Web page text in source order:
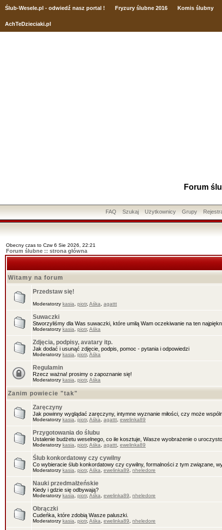
Ślub-Wesele.pl - odwiedź nasz portal ! Fryzury ślubne 2016 Komis ślubny
AchTeDzieciaki.pl
Forum
FAQ Szukaj Użytkownicy Grupy
Obecny czas to Czw 6 Sie 2026, 22:21
Forum ślubne :: strona główna
Witamy na forum
Przedstaw się!
Moderatorzy kasia piotr, Aśka agattt
Suwaczki
Stworzyliśmy dla Was suwaczki, które umilą Wam oczekiwanie na ten
Moderatorzy kasia piotr, Aśka
Zdjęcia, podpisy, avatary itp.
Jak dodać i usunąć zdjęcie, podpis, pomoc - pytania i odpowiedzi
Moderatorzy kasia piotr, Aśka
Regulamin
Rzecz ważna! prosimy o zapoznanie się!
Moderatorzy kasia piotr, Aśka
Zanim powiecie "tak"
Zaręczyny
Jak powinny wyglądać zaręczyny, intymne wyznanie miłości, czy może
Moderatorzy kasia piotr, Aśka agattt ewelinka89
Przygotowania do ślubu
Ustalenie budżetu weselnego, co ile kosztuje, Wasze wyobrażenie o
Moderatorzy kasia piotr, Aśka agattt ewelinka89
Ślub konkordatowy czy cywilny
Co wybieracie ślub konkordatowy czy cywilny, formalności z tym związane,
Moderatorzy kasia piotr, Aśka ewelinka89 nheledore
Nauki przedmałżeńskie
Kiedy i gdzie się odbywają?
Moderatorzy kasia piotr, Aśka ewelinka89 nheledore
Obrączki
Cudeńka, które zdobią Wasze paluszki.
Moderatorzy kasia piotr, Aśka ewelinka89 nheledore